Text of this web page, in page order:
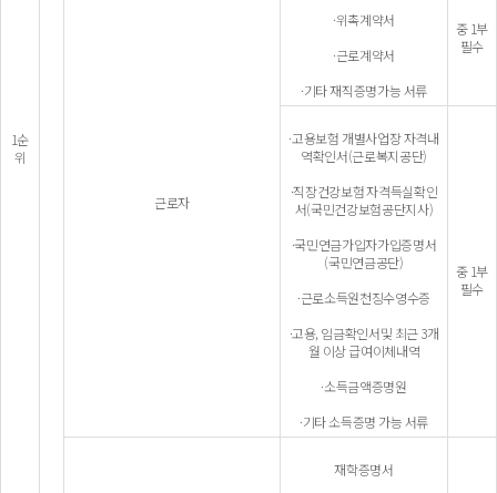
1순
위
근로자
·위촉계약서
·근로계약서
·기타 재직증명가능 서류
중 1부
필수
·고용보험 개별사업장 자격내
역확인서(근로복지공단)
·직장건강보험 자격득실확인
서(국민건강보험공단지사)
·국민연금가입자가입증명서
(국민연금공단)
·근로소득원천징수영수증
·고용, 임금확인서및 최근 3개
월 이상 급여이체내역
·소득금액증명원
·기타 소득증명 가능 서류
중 1부
필수
재학증명서